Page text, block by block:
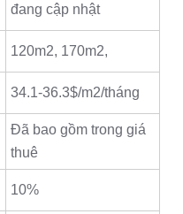
đang cập nhật
120m2, 170m2,
34.1-36.3$/m2/tháng
Đã bao gồm trong giá
thuê
10%